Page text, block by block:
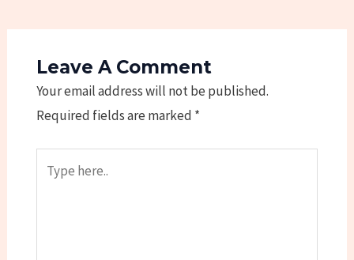
Leave A Comment
Your email address will not be published.
Required fields are marked *
here..